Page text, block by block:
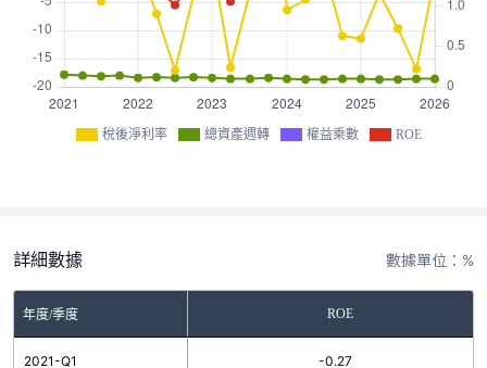
稅後淨利率 總資產週轉 權益乘數 ROE
詳細數據 數據單位：%
年度/季度 ROE
2021-Q1 -0.27